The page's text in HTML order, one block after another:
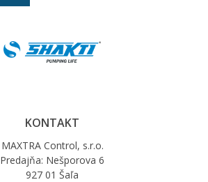
KONTAKT
MAXTRA Control, s.r.o.
Predajňa: Nešporova 6
927 01 Šaľa